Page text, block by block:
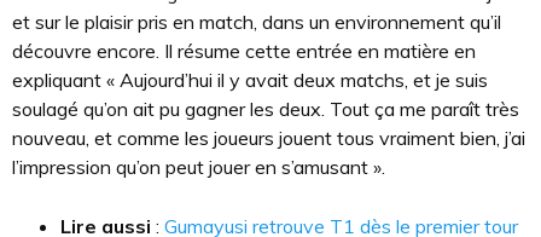
et sur le plaisir pris en match, dans un environnement qu’il
découvre encore. Il résume cette entrée en matière en
expliquant « Aujourd’hui il y avait deux matchs, et je suis
soulagé qu’on ait pu gagner les deux. Tout ça me paraît très
nouveau, et comme les joueurs jouent tous vraiment bien, j’ai
l’impression qu’on peut jouer en s’amusant ».
Lire aussi : Gumayusi retrouve T1 dès le premier tour